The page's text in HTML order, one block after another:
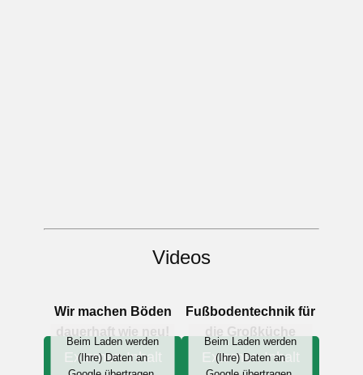
Videos
Wir machen Böden
dauerhaft wie neu!
Externen Inhalt
Beim Laden werden
(Ihre) Daten an
Fußbodentechnik für
die Großküche
Externen Inhalt
Beim Laden werden
(Ihre) Daten an